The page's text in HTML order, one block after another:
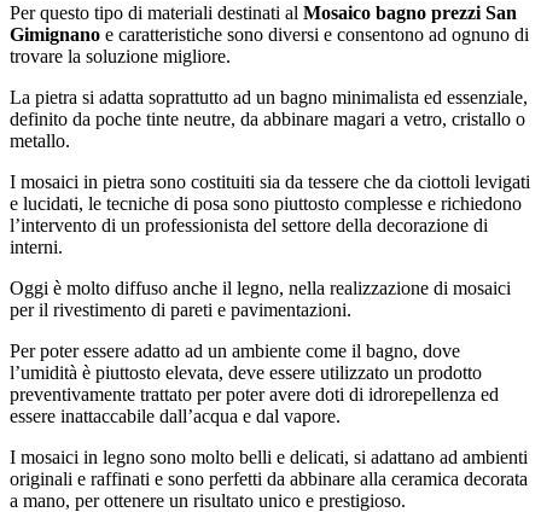
Per questo tipo di materiali destinati al Mosaico bagno prezzi San
Gimignano e caratteristiche sono diversi e consentono ad ognuno di
trovare la soluzione migliore.
La pietra si adatta soprattutto ad un bagno minimalista ed essenziale,
definito da poche tinte neutre, da abbinare magari a vetro, cristallo o
metallo.
I mosaici in pietra sono costituiti sia da tessere che da ciottoli levigati
e lucidati, le tecniche di posa sono piuttosto complesse e richiedono
l’intervento di un professionista del settore della decorazione di
interni.
Oggi è molto diffuso anche il legno, nella realizzazione di mosaici
per il rivestimento di pareti e pavimentazioni.
Per poter essere adatto ad un ambiente come il bagno, dove
l’umidità è piuttosto elevata, deve essere utilizzato un prodotto
preventivamente trattato per poter avere doti di idrorepellenza ed
essere inattaccabile dall’acqua e dal vapore.
I mosaici in legno sono molto belli e delicati, si adattano ad ambienti
originali e raffinati e sono perfetti da abbinare alla ceramica decorata
a mano, per ottenere un risultato unico e prestigioso.